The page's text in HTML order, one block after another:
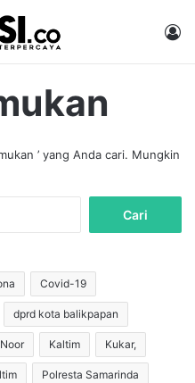
’ yang Anda cari. Mungkin
u
n
t
u
k
:
Covid-19
dprd kota balikpapan
Kaltim Kukar,
Polresta Samarinda